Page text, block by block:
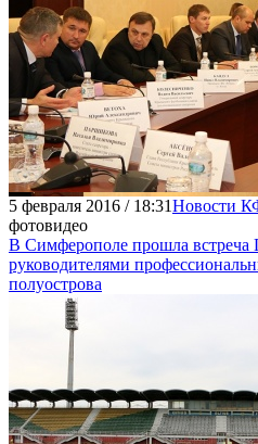
5 февраля 2016 / 18:31Новости
фотовидео
В Симферополе прошла
руководителями
полуострова